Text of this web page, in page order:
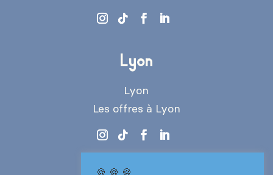
Lyon
Lyon
Les offres à Lyon
🍪 🍪 🍪